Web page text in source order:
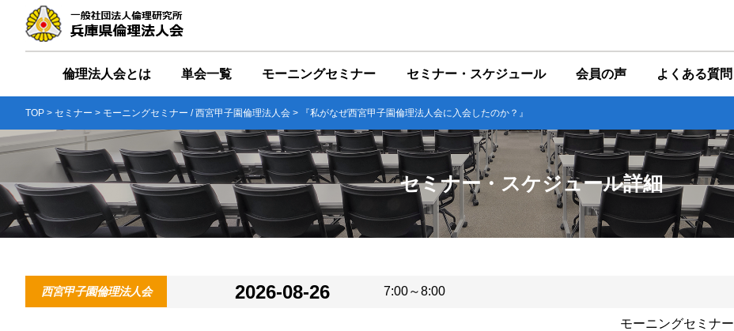
倫理法人会とは 単会一覧 モーニングセミナー セミナー・スケジュール 会員の声 よくある質問
TOP > セミナー > モーニングセミナー /西宮甲子園倫理法人会 > 『私がなぜ西宮甲子園倫理法人会に入会したのか？』
セミナー・スケジュール詳細
西宮甲子園倫理法人会 2026-08-26 7:00～8:00
モーニングセミナー